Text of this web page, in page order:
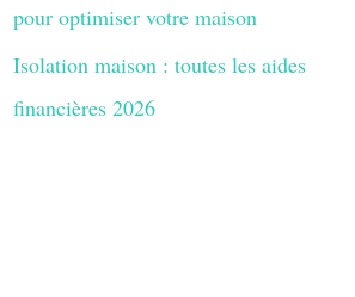
pour optimiser votre maison
Isolation maison : toutes les aides
financières 2026